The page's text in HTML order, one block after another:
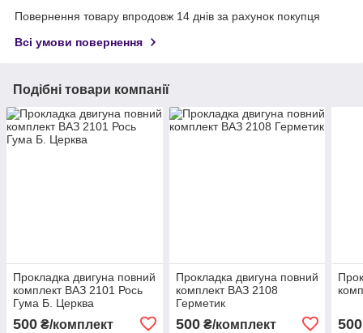
Повернення товару впродовж 14 днів за рахунок покупця
Всі умови повернення
Подібні товари компанії
Прокладка двигуна повний
комплект ВАЗ 2101 Рось
Гума Б. Церква
500 ₴/комплект
Прокладка двигуна повний
комплект ВАЗ 2108
Герметик
500₴/комплект 500